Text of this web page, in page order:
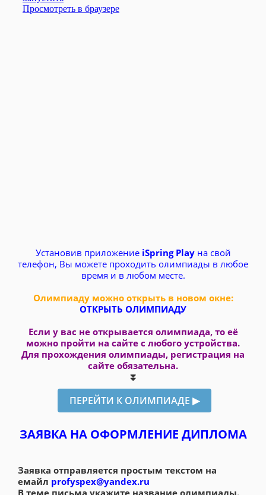
Установив приложение iSpring Playна свой
телефон, Вы можете проходить олимпиады в любое
время и в любом месте.
Олимпиаду можно открыть в новом окне:
ОТКРЫТЬ ОЛИМПИАДУ
Если у вас не открывается олимпиада, то её
можно пройти на сайте с любого устройства.
Для прохождения олимпиады, регистрация на
сайте обязательна.
⏬
ЗАЯВКА НА ОФОРМЛЕНИЕ ДИПЛОМА
Заявка отправляется простым текстом на
емайл profyspex@yandex.ru
В теме письма укажите название олимпиады.